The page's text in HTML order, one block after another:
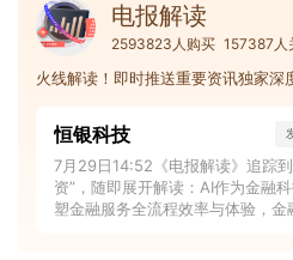
电报解读
2593823人购买 157387人
火线解读！即时推送重要资讯独家深
恒银科技
7月29日14:52《电报解读》追踪
资”，随即展开解读：AI作为金融
塑金融服务全流程效率与体验，金